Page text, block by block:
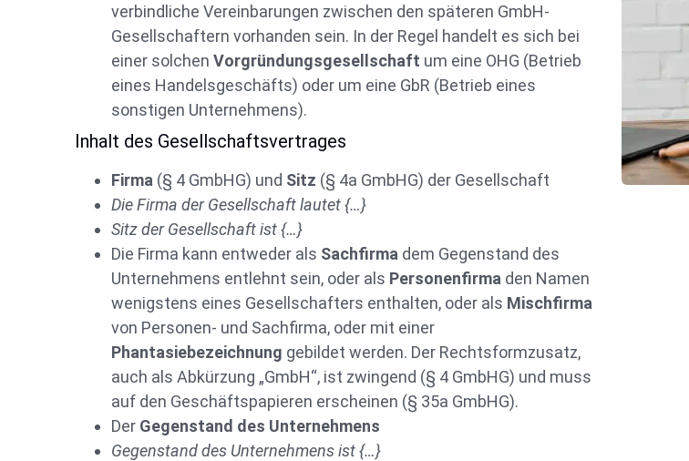
verbindliche Vereinbarungen zwischen den späteren GmbH-
Gesellschaftern vorhanden sein. In der Regel handelt es sich bei
einer solchen Vorgründungsgesellschaft um eine OHG (Betrieb
eines Handelsgeschäfts) oder um eine GbR (Betrieb eines
sonstigen Unternehmens).
Inhalt des Gesellschaftsvertrages
Firma (§ 4 GmbHG) und Sitz (§ 4a GmbHG) der Gesellschaft
Die Firma der Gesellschaft lautet {…}
Sitz der Gesellschaft ist {…}
Die Firma kann entweder als Sachfirma dem Gegenstand des
Unternehmens entlehnt sein, oder als Personenfirma den Namen
wenigstens eines Gesellschafters enthalten, oder als Mischfirma
von Personen- und Sachfirma, oder mit einer
Phantasiebezeichnung gebildet werden. Der Rechtsformzusatz,
auch als Abkürzung „GmbH“, ist zwingend (§ 4 GmbHG) und muss
auf den Geschäftspapieren erscheinen (§ 35a GmbHG).
Der Gegenstand des Unternehmens
Gegenstand des Unternehmens ist {…}